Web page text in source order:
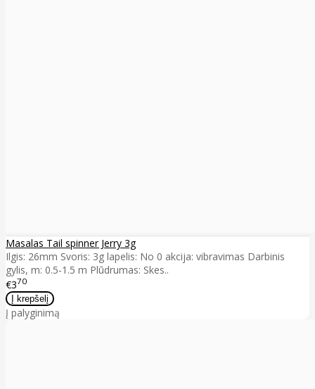
Masalas Tail spinner Jerry 3g
Ilgis: 26mm Svoris: 3g lapelis: No 0 akcija: vibravimas Darbinis
gylis, m: 0.5-1.5 m Plūdrumas: Skes..
€370
Į palyginimą